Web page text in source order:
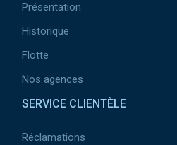
Présentation
Historique
Flotte
Nos agences
SERVICE CLIENTÈLE
Réclamations